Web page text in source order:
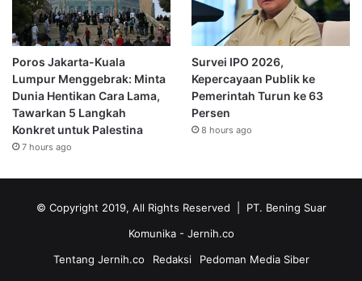
Poros Jakarta-Kuala
Lumpur Menggebrak: Minta
Dunia Hentikan Cara Lama,
Tawarkan 5 Langkah
Konkret untuk Palestina
7 hours ago
Survei IPO 2026,
Kepercayaan Publik ke
Pemerintah Turun ke 63
Persen
8 hours ago
© Copyright 2019, All Rights Reserved | PT. Bening Suar
Komunika - Jernih.co
Tentang Jernih.co
Redaksi
Pedoman Media Siber